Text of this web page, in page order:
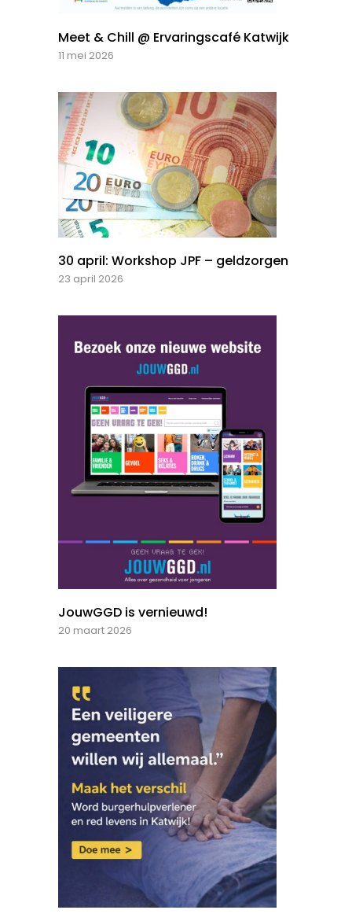
Meet & Chill @ Ervaringscafé Katwijk
11 mei 2026
30 april: Workshop JPF – geldzorgen
23 april 2026
JouwGGD is vernieuwd!
20 maart 2026